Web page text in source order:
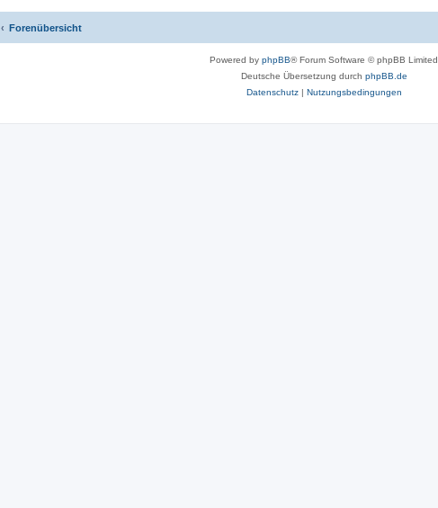
Forenübersicht
Powered by phpBB® Forum Software © phpBB Limited
Deutsche Übersetzung durch phpBB.de
Datenschutz| Nutzungsbedingungen